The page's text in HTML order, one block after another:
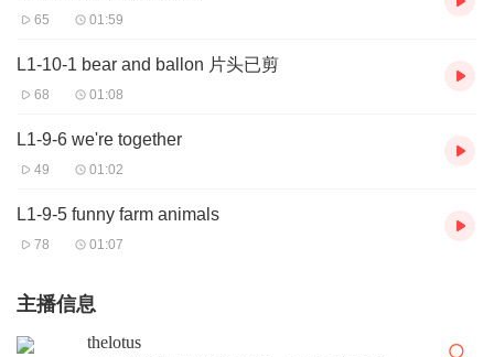
65 01:59
L1-10-1 bear and ballon 片头已剪
68 01:08
L1-9-6 we're together
49 01:02
L1-9-5 funny farm animals
78 01:07
主播信息
thelotus